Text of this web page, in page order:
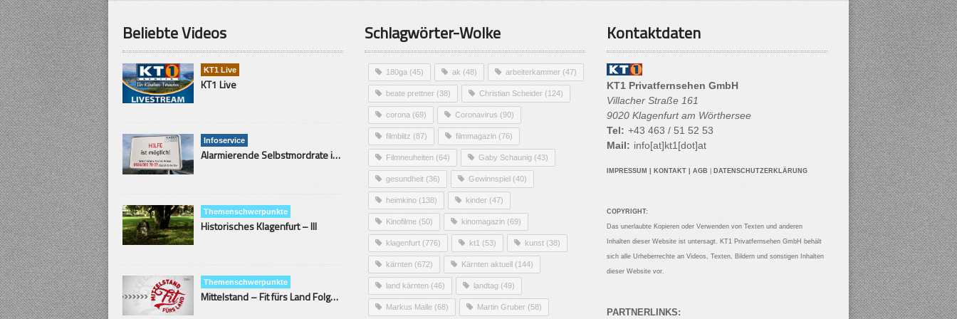
Beliebte Videos
KT1 Live
KT1 Live
Infoservice
Alarmierende Selbstmordrate in Kärnten
Themenschwerpunkte
Historisches Klagenfurt – III
Themenschwerpunkte
Mittelstand – Fit fürs Land Folge 9- Konditor
Schlagwörter-Wolke
180ga (45) ak (48) arbeiterkammer (47)
beate prettner (38) Christian Scheider (124)
corona (69) Coronavirus (90)
filmblitz (87) filmmagazin (76)
Filmneuheiten (64) Gaby Schaunig (43)
gesundheit (36) Gewinnspiel (40)
heimkino (138) kinder (47)
Kinofilme (50) kinomagazin (69)
klagenfurt (776) kt1 (53) kunst (38)
kärnten (672) Kärnten aktuell (144)
land kärnten (46) landtag (49)
Markus Malle (68) Martin Gruber (58)
Kontaktdaten
KT1 Privatfernsehen GmbH
Villacher Straße 161
9020 Klagenfurt am Wörthersee
Tel: +43 463 / 51 52 53
Mail: info[at]kt1[dot]at
IMPRESSUM KONTAKT AGB DATENSCHUTZERKLÄRUNG
COPYRIGHT:
Das unerlaubte Kopieren oder Verwenden von Texten und anderen
Inhalten dieser Website ist untersagt. KT1 Privatfernsehen GmbH behält
sich alle Urheberrechte an Videos, Texten, Bildern und sonstigen Inhalten
dieser Website vor.
PARTNERLINKS: